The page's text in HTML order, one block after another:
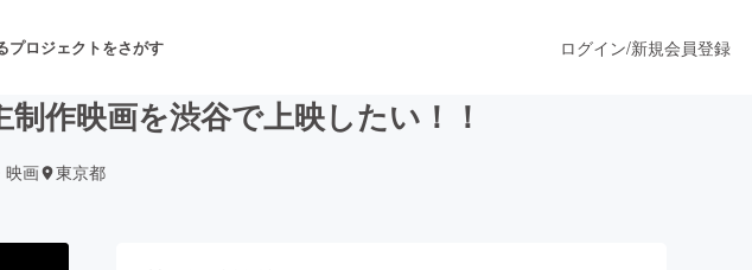
プロジェクトをさがす ログイン/新規会員登録
作映画を渋谷で上映したい！！
映画 東京都